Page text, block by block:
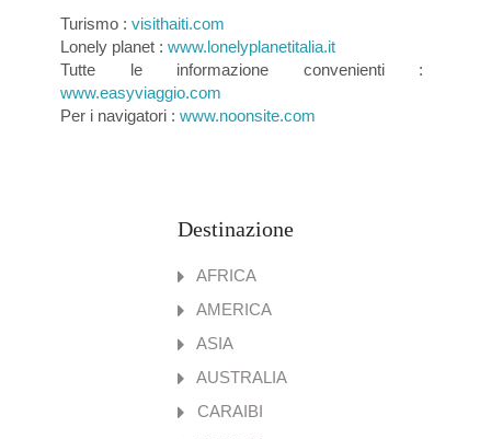
Turismo : visithaiti.com
Lonely planet : www.lonelyplanetitalia.it
Tutte le informazione convenienti :
www.easyviaggio.com
Per i navigatori : www.noonsite.com
Destinazione
AFRICA
AMERICA
ASIA
AUSTRALIA
CARAIBI